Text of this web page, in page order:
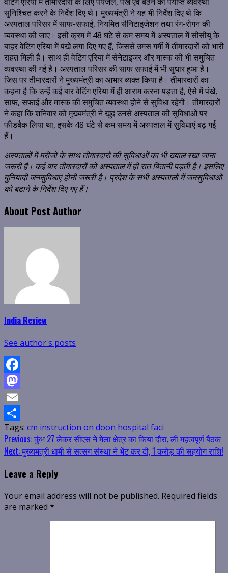
सुनिश्चित करने के निर्देश दिए थे। मुख्यमंत्री ने यह भी निर्देश दिए थे कि
अस्पताल परिसर में साफ-सफाई, नियमित सैनिटाइजेशन तथा रंग-रोगन की
व्यवस्था की जाए। इसी क्रम में 48 घंटे से कम समय में अस्पताल में सीसीयू के
बाहर वेटिंग एरिया में पंखे लगा दिए गए हैं, जिससे उमस गर्मी में तीमारदारों को भारी
राहत मिली है। साथ ही वेटिंग एरिया में सेनेटाइजर और मास्क की भी समुचित
व्यवस्था की गई है। अस्पताल परिसर की साफ सफाई में भी सुधार हुआ है।
जिस पर तीमारदारों ने मुख्यमंत्री का आभार व्यक्त किया है। तीमारदारों का
कहना है कि उन्हें कई बार वेटिंग एरिया में ही आराम करना पड़ता है, ऐसे में पंखे,
साफ, सफाई और मास्क की समुचित व्यवस्था होने से सुविधा रहेगी। तीमारदारों
ने कहा कि शनिवार को मुख्यमंत्री ने खुद उनसे अस्पताल की सुविधाओं पर
फीडबैक लिया था, इसके 48 घंटे से कम समय में अस्पताल में सुविधाएं बढ़ गई
हैं।
अस्पतालों में मरीजों के साथ तीमारदारों की सुविधाओं का भी ख्याल रखा जाना
जरूरी है। कई बार तीमारदारों को अस्पताल में ही रात बितानी पड़ती है। इसलिए
बुनियादी जनसुविधाएं होनी जरूरी है। प्रदेश के सभी अस्पतालों में जनसुविधाओं
को बढाने के निर्देश दिए गए हैं।
About Post Author
India Review
See author's posts
Facebook
Mastodon
Email
Share
Tags: cm instruction on doon hospital faci
Continue
Reading
Previous:कुंभ 27 लेकर सीएस ने मेला क्षेत्र का किया दौरा, ली महत्वपूर्ण बैठक
Next:मुख्यमंत्री धामी से सत्संग संस्था ने भेंट कर दी, 1 करोड़ की सहयोग राशि!
Leave a Reply
Your email address will not be published. Required fields
are marked *